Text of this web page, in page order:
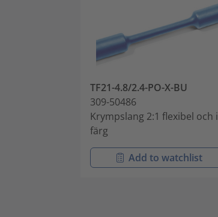
TF21-4.8/2.4-PO-X-BU
309-50486
Krympslang 2:1 flexibel och i
färg
Add to watchlist